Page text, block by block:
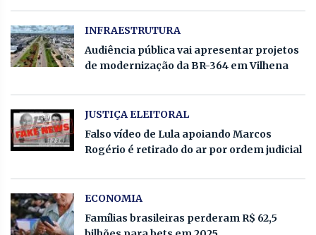
INFRAESTRUTURA
Audiência pública vai apresentar projetos
de modernização da BR-364 em Vilhena
JUSTIÇA ELEITORAL
Falso vídeo de Lula apoiando Marcos
Rogério é retirado do ar por ordem judicial
ECONOMIA
Famílias brasileiras perderam R$ 62,5